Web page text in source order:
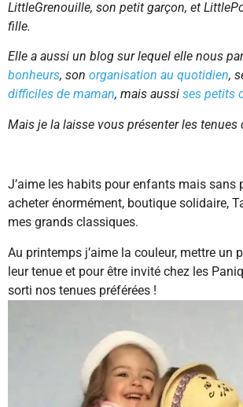
LittleGrenouille, son petit garçon, et
fille.
Elle a aussi un blog sur lequel elle nous
bonheurs, son organisation au quotidien,
difficiles de maman, mais aussi ses petits
Mais je la laisse vous présenter les tenues
J’aime les habits pour enfants mais sans
acheter énormément, boutique solidaire,
mes grands classiques.
Au printemps j’aime la couleur, mettre un
leur tenue et pour être invité chez les
sorti nos tenues préférées !